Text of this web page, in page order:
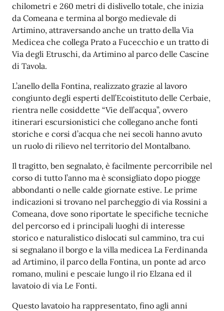
chilometri e 260 metri di dislivello totale, che inizia
da Comeana e termina al borgo medievale di
Artimino, attraversando anche un tratto della Via
Medicea che collega Prato a Fucecchio e un tratto di
Via degli Etruschi, da Artimino al parco delle Cascine
di Tavola.
L’anello della Fontina, realizzato grazie al lavoro
congiunto degli esperti dell’Ecoistituto delle Cerbaie,
rientra nelle cosiddette “Vie dell’acqua”, ovvero
itinerari escursionistici che collegano anche fonti
storiche e corsi d’acqua che nei secoli hanno avuto
un ruolo di rilievo nel territorio del Montalbano.
Il tragitto, ben segnalato, è facilmente percorribile nel
corso di tutto l’anno ma è sconsigliato dopo piogge
abbondanti o nelle calde giornate estive. Le prime
indicazioni si trovano nel parcheggio di via Rossini a
Comeana, dove sono riportate le specifiche tecniche
del percorso ed i principali luoghi di interesse
storico e naturalistico dislocati sul cammino, tra cui
si segnalano il borgo e la villa medicea La Ferdinanda
ad Artimino, il parco della Fontina, un ponte ad arco
romano, mulini e pescaie lungo il rio Elzana ed il
lavatoio di via Le Fonti.
Questo lavatoio ha rappresentato, fino agli anni